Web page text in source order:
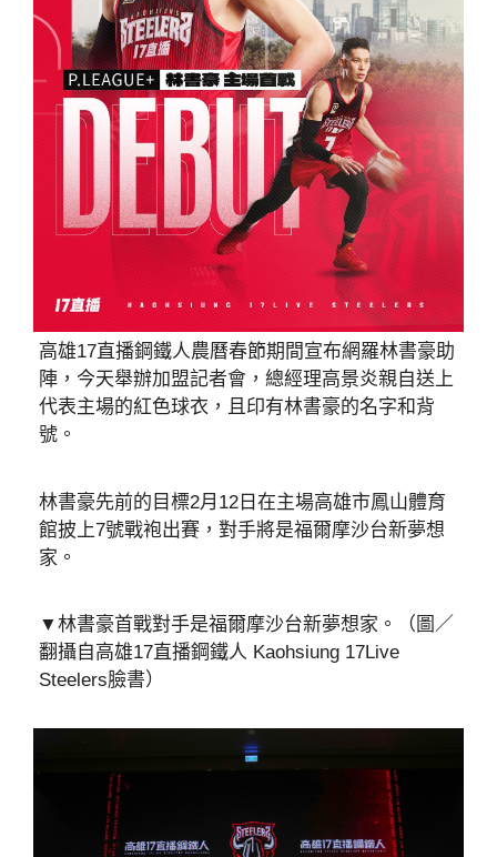
高雄17直播鋼鐵人農曆春節期間宣布網羅林書豪助
陣，今天舉辦加盟記者會，總經理高景炎親自送上
代表主場的紅色球衣，且印有林書豪的名字和背
號。
林書豪先前的目標2月12日在主場高雄市鳳山體育
館披上7號戰袍出賽，對手將是福爾摩沙台新夢想
家。
▼林書豪首戰對手是福爾摩沙台新夢想家。（圖／
翻攝自高雄17直播鋼鐵人 Kaohsiung 17Live
Steelers臉書）